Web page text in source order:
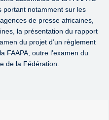
portant notamment sur les
de presse africaines,
la présentation du rapport
du projet d’un règlement
FAAPA, outre l’examen du
de la Fédération.